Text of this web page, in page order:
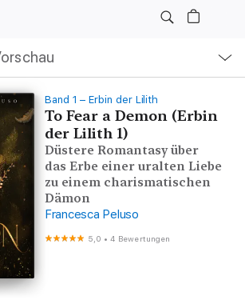
Band 1 – Erbin der Lilith
To Fear a Demon (Erbin
der Lilith 1)
Düstere Romantasy über
das Erbe einer uralten Liebe
zu einem charismatischen
Dämon
Francesca Peluso
5,0 •4 Bewertungen